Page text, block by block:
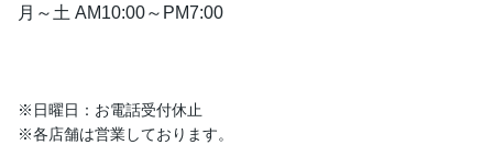
月～土 AM10:00～PM7:00
※日曜日：お電話受付休止
※各店舗は営業しております。